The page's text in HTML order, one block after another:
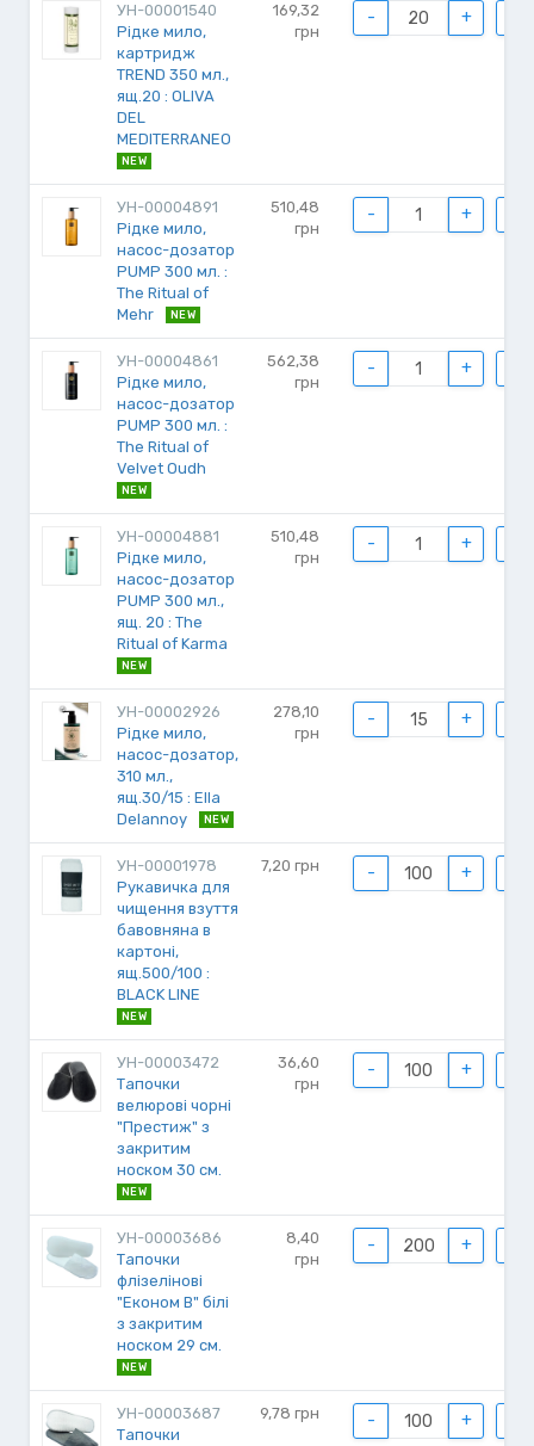
УН-00001540
Рідке мило,
картридж
TREND 350 мл.,
ящ.20 : OLIVA
DEL
MEDITERRANEO
NEW
169,32
грн
- +
УН-00004891
Рідке мило,
насос-дозатор
PUMP 300 мл. :
The Ritual of
Mehr
NEW
510,48
грн
- +
УН-00004861
Рідке мило,
насос-дозатор
PUMP 300 мл. :
The Ritual of
Velvet Oudh
NEW
562,38
грн
- +
УН-00004881
Рідке мило,
насос-дозатор
PUMP 300 мл.,
ящ. 20 : The
Ritual of Karma
NEW
510,48
грн
- +
УН-00002926
Рідке мило,
насос-дозатор,
310 мл.,
ящ.30/15 : Ella
Delannoy
NEW
278,10
грн
- +
УН-00001978
Рукавичка для
чищення взуття
бавовняна в
картоні,
ящ.500/100 :
BLACK LINE
NEW
7,20 грн - +
УН-00003472
Тапочки
велюрові чорні
"Престиж" з
закритим
носком 30 см.
NEW
36,60
грн
- +
УН-00003686
Тапочки
флізелінові
"Економ B" білі
з закритим
носком 29 см.
NEW
8,40
грн
- +
УН-00003687
Тапочки
9,78 грн - +